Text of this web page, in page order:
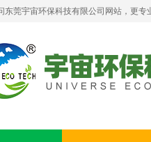
东莞宇宙环保科技有限公司网站，更专
可堆肥生物降解服装手挽袋 环保购物手提袋按需定制印刷